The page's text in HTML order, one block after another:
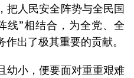
把人民安全阵势与全民国
线”相结合，为全党、全
出了极其重要的贡献。
幼小，便要面对重重艰难